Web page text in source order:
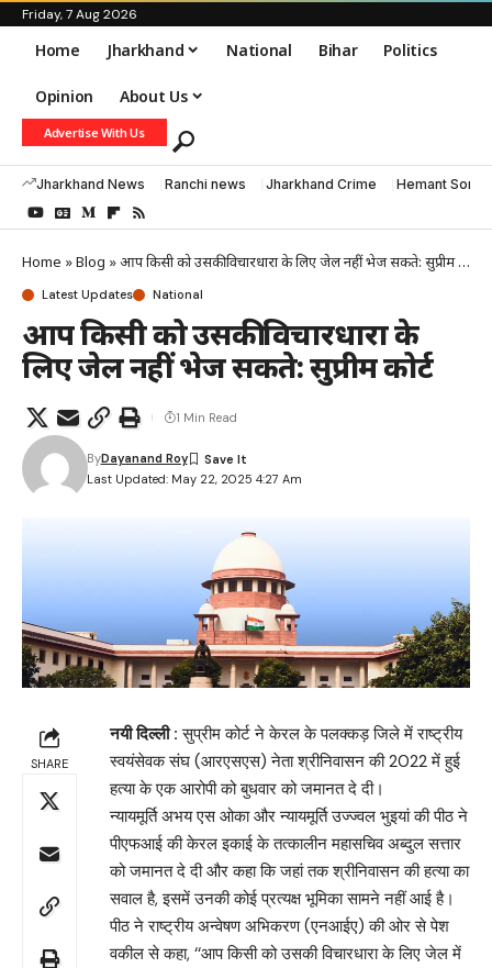
Friday, 7 Aug 2026
Home Jharkhand National Bihar Politics
Opinion About Us
Advertise With Us
Jharkhand News Ranchi news Jharkhand Crime Hemant Soren
Home »Blog »आप किसी को उसकी विचारधारा के लिए जेल नहीं भेज सकते: सुप्रीम कोर्ट
Latest Updates National
आप किसी को उसकी विचारधारा के
लिए जेल नहीं भेज सकते: सुप्रीम कोर्ट
Last Updated: May 22, 2025 4:27 Am
ByDayanand Roy
1 Min Read
SHARE
नयी दिल्ली :सुप्रीम कोर्ट ने केरल के पलक्कड़ जिले में राष्ट्रीय
स्वयंसेवक संघ (आरएसएस) नेता श्रीनिवासन की 2022 में हुई
हत्या के एक आरोपी को बुधवार को जमानत दे दी।
न्यायमूर्ति अभय एस ओका और न्यायमूर्ति उज्ज्वल भुइयां की पीठ ने
पीएफआई की केरल इकाई के तत्कालीन महासचिव अब्दुल सत्तार
को जमानत दे दी और कहा कि जहां तक ​​श्रीनिवासन की हत्या का
सवाल है, इसमें उनकी कोई प्रत्यक्ष भूमिका सामने नहीं आई है।
पीठ ने राष्ट्रीय अन्वेषण अभिकरण (एनआईए) की ओर से पेश
वकील से कहा, ‘‘आप किसी को उसकी विचारधारा के लिए जेल में